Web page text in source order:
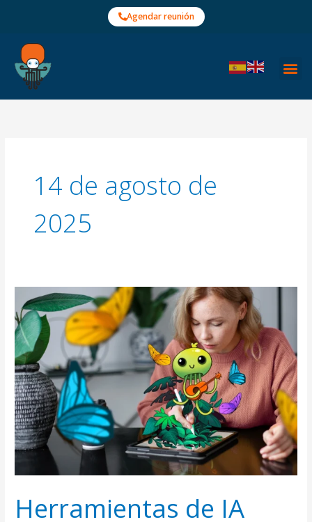
Agendar reunión
14 de agosto de
2025
Herramientas de IA
Herramientas
de
IA
para
crear
imágenes
publicitarias